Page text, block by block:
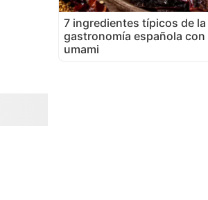
7 ingredientes típicos de la
gastronomía española con
umami